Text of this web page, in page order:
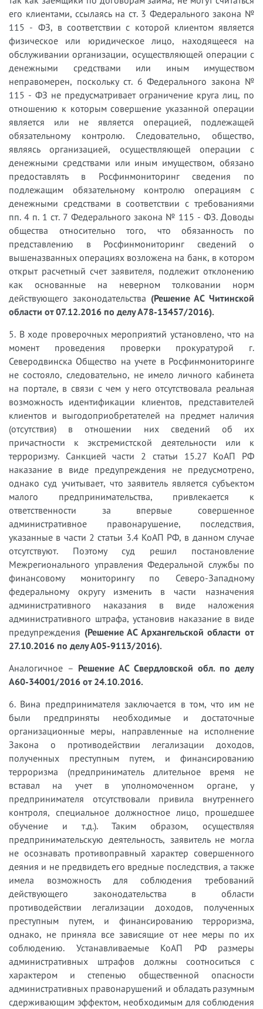
его клиентами, ссылаясь на ст. 3 Федерального закона №
115 - ФЗ, в соответствии с которой клиентом является
физическое или юридическое лицо, находящееся на
обслуживании организации, осуществляющей операции с
денежными средствами или иным имуществом
неправомерен, поскольку ст. 6 Федерального закона №
115 - ФЗ не предусматривает ограничение круга лиц, по
отношению к которым совершение указанной операции
является или не является операцией, подлежащей
обязательному контролю. Следовательно, общество,
являясь организацией, осуществляющей операции с
денежными средствами или иным имуществом, обязано
предоставлять в Росфинмониторинг сведения по
подлежащим обязательному контролю операциям с
денежными средствами в соответствии с требованиями
пп. 4 п. 1 ст. 7 Федерального закона № 115 - ФЗ. Доводы
общества относительно того, что обязанность по
представлению в Росфинмониторинг сведений о
вышеназванных операциях возложена на банк, в котором
открыт расчетный счет заявителя, подлежит отклонению
как основанные на неверном толковании норм
действующего законодательства (Решение АС Читинской
области от 07.12.2016 по делу А78-13457/2016).
5. В ходе проверочных мероприятий установлено, что на
момент проведения проверки прокуратурой г.
Северодвинска Общество на учете в Росфинмониторинге
не состояло, следовательно, не имело личного кабинета
на портале, в связи с чем у него отсутствовала реальная
возможность идентификации клиентов, представителей
клиентов и выгодоприобретателей на предмет наличия
(отсутствия) в отношении них сведений об их
причастности к экстремистской деятельности или к
терроризму. Санкцией части 2 статьи 15.27 КоАП РФ
наказание в виде предупреждения не предусмотрено,
однако суд учитывает, что заявитель является субъектом
малого предпринимательства, привлекается к
ответственности за впервые совершенное
административное правонарушение, последствия,
указанные в части 2 статьи 3.4 КоАП РФ, в данном случае
отсутствуют. Поэтому суд решил постановление
Межрегионального управления Федеральной службы по
финансовому мониторингу по Северо-Западному
федеральному округу изменить в части назначения
административного наказания в виде наложения
административного штрафа, установив наказание в виде
предупреждения (Решение АС Архангельской области от
27.10.2016 по делу А05-9113/2016).
Аналогичное – Решение АС Свердловской обл. по делу
А60-34001/2016 от 24.10.2016.
6. Вина предпринимателя заключается в том, что им не
были предприняты необходимые и достаточные
организационные меры, направленные на исполнение
Закона о противодействии легализации доходов,
полученных преступным путем, и финансированию
терроризма (предприниматель длительное время не
вставал на учет в уполномоченном органе, у
предпринимателя отсутствовали привила внутреннего
контроля, специальное должностное лицо, прошедшее
обучение и т.д.). Таким образом, осуществляя
предпринимательскую деятельность, заявитель не могла
не осознавать противоправный характер совершенного
деяния и не предвидеть его вредные последствия, а также
имела возможность для соблюдения требований
действующего законодательства в области
противодействии легализации доходов, полученных
преступным путем, и финансированию терроризма,
однако, не приняла все зависящие от нее меры по их
соблюдению. Устанавливаемые КоАП РФ размеры
административных штрафов должны соотноситься с
характером и степенью общественной опасности
административных правонарушений и обладать разумным
сдерживающим эффектом, необходимым для соблюдения